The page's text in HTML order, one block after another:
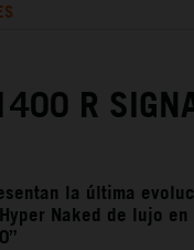
R
la última
Naked de lujo